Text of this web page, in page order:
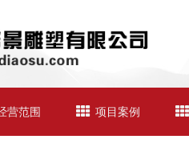
营范围 项目案例